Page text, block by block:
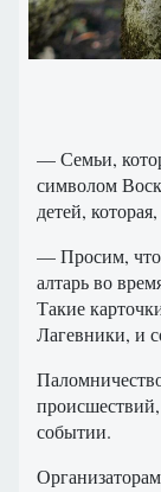
— Семьи,
символом
детей,
— Просим,
алтарь во
Такие
Лагевники, и
событии.